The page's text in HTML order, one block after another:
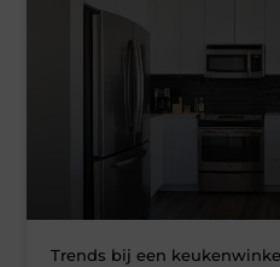
Trends bij een